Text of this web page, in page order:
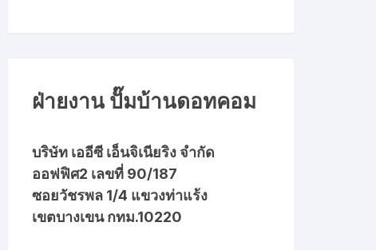
ฝ่ายงาน ปั๊มบ้านดอทคอม
บริษัท เออีซี เอ็นจิเนียริง จำกัด
ออฟฟิศ2 เลขที่ 90/187
ซอยวัชรพล 1/4 แขวงท่าแร้ง
เขตบางเขน กทม.10220